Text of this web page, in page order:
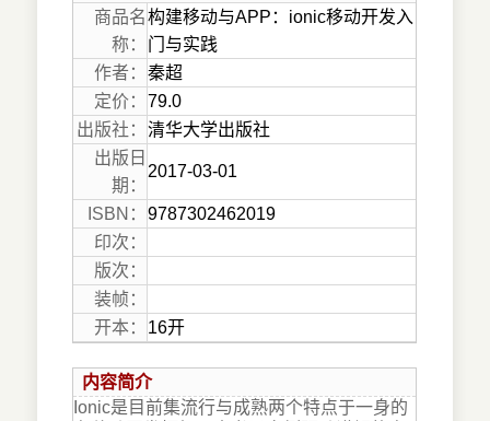
商品名
称：
构建移动与APP：ionic移动开发入
门与实践
作者： 秦超
定价： 79.0
出版社： 清华大学出版社
出版日
期：
2017-03-01
ISBN： 9787302462019
印次：
版次：
装帧：
开本： 16开
内容简介
Ionic是目前集流行与成熟两个特点于一身的